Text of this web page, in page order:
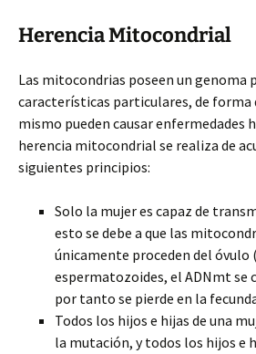
Herencia Mitocondrial
Las mitocondrias poseen un genoma
características particulares, de forma
mismo pueden causar enfermedades
herencia mitocondrial se realiza de
siguientes principios:
Solo la mujer es capaz de
esto se debe a que las
únicamente proceden del óvulo
espermatozoides, el ADNmt se
por tanto se pierde en la
Todos los hijos e hijas de una
la mutación, y todos los hijos e